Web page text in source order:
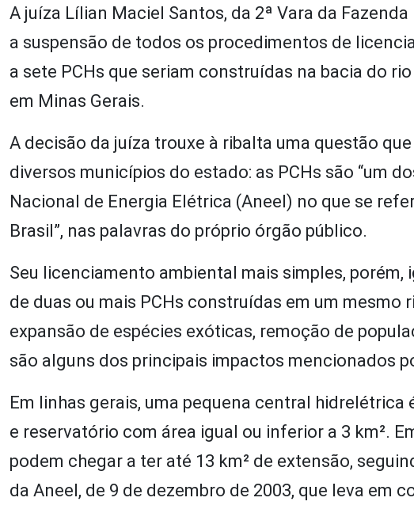
A juíza Lílian Maciel Santos, da 2ª Vara da
a suspensão de todos os procedimentos de
a sete PCHs que seriam construídas na bacia do
em Minas Gerais.
A decisão da juíza trouxe à ribalta uma questão
diversos municípios do estado: as PCHs são “um
Nacional de Energia Elétrica (Aneel) no que se
Brasil”, nas palavras do próprio órgão público.
Seu licenciamento ambiental mais simples,
de duas ou mais PCHs construídas em um mesmo
expansão de espécies exóticas, remoção de
são alguns dos principais impactos mencionados
Em linhas gerais, uma pequena central hidrelétrica
e reservatório com área igual ou inferior a 3 km².
podem chegar a ter até 13 km² de extensão,
da Aneel, de 9 de dezembro de 2003, que leva em